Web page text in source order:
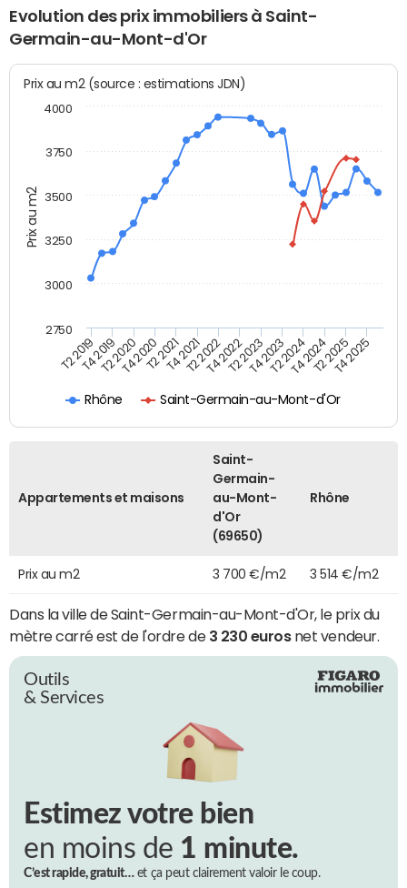
Evolution des prix immobiliers à Saint-
Germain-au-Mont-d'Or
Prix au m2
Prix au m2 (source : estimations JDN)
Rhône Saint-Germain-au-Mont-d'Or
T2 2019T4 2019T2 2020T4 2020T2 2021T4 2021T2 2022T4 2022T2 2023T4 2023T2 2024T4 2024T2 2025T4 2025
2750
3000
3250
3500
3750
4000
Appartements et maisons
Saint-
Germain-
au-Mont-
d'Or
(69650)
Rhône
Prix au m2 3 700 €/m2 3 514 €/m2
Dans la ville de Saint-Germain-au-Mont-d'Or, le prix du
mètre carré est de l'ordre de 3 230 eurosnet vendeur.
Outils
& Services
Estimez votre bien
en moins de 1 minute.
C’est rapide, gratuit…et ça peut clairement valoir le coup.